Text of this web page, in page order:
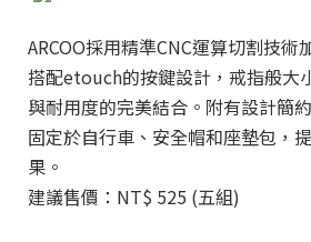
ARCOO採用精準CNC運算切割技術
搭配etouch的按鍵設計，戒指般大
與耐用度的完美結合。附有設計簡
固定於自行車、安全帽和座墊包，
果。
建議售價：NT$ 525 (五組)